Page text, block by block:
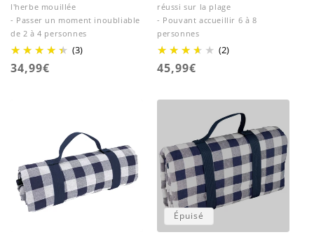
l'herbe mouillée
- Passer un moment inoubliable
de 2 à 4 personnes
(3)
Prix
34,99€
réussi sur la plage
- Pouvant accueillir 6 à 8
personnes
(2)
Prix
45,99€
Épuisé